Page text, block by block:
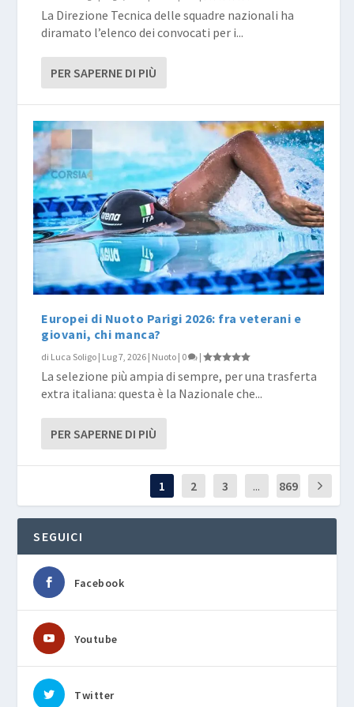
La Direzione Tecnica delle squadre nazionali ha
diramato l’elenco dei convocati per i...
PER SAPERNE DI PIÙ
Europei di Nuoto Parigi 2026: fra veterani e
giovani, chi manca?
di Luca Soligo | Lug 7, 2026 | Nuoto | 0 |
La selezione più ampia di sempre, per una trasferta
extra italiana: questa è la Nazionale che...
PER SAPERNE DI PIÙ
1 2 3 ... 869
SEGUICI
Facebook
Youtube
Twitter